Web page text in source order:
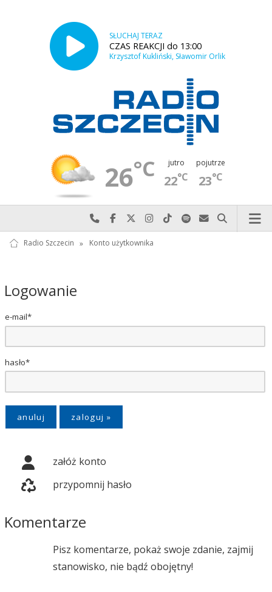
SŁUCHAJ TERAZ
CZAS REAKCJI do 13:00
Krzysztof Kukliński, Sławomir Orlik
26°C jutro
22°C
pojutrze
23°C
Najlepiej po prostu do nas zadzwoń
Odwiedź nas na Facebook-u
Odwiedź nas na X
Odwiedź nas na Instagram-ie
Odwiedź nas na TikTok-u
Szukaj nas na Spotify
Wyślij do nas
Szukaj
Radio Szczecin » Konto użytkownika
Logowanie
e-mail*
hasło*
anuluj
załóż konto
przypomnij hasło
Komentarze
Pisz komentarze, pokaż swoje zdanie, zajmij
stanowisko, nie bądź obojętny!